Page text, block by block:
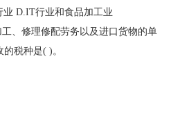
业 D.IT行业和食品加工业
、修理修配劳务以及进口货物的单
税种是( )。